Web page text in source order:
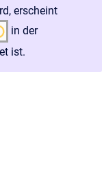
erscheint
in der
ist.